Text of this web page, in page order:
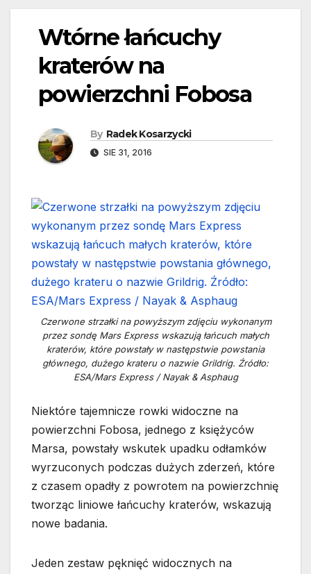
Wtórne łańcuchy
kraterów na
powierzchni Fobosa
By Radek Kosarzycki
SIE 31, 2016
Czerwone strzałki na powyższym zdjęciu wykonanym
przez sondę Mars Express wskazują łańcuch małych
kraterów, które powstały w następstwie powstania
głównego, dużego krateru o nazwie Grildrig. Źródło:
ESA/Mars Express / Nayak & Asphaug
Niektóre tajemnicze rowki widoczne na
powierzchni Fobosa, jednego z księżyców
Marsa, powstały wskutek upadku odłamków
wyrzuconych podczas dużych zderzeń, które
z czasem opadły z powrotem na powierzchnię
tworząc liniowe łańcuchy kraterów, wskazują
nowe badania.
Jeden zestaw pęknięć widocznych na